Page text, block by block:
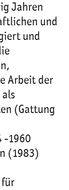
Jahren
und
und
Arbeit der
(Gattung
-1960
(1983)
für